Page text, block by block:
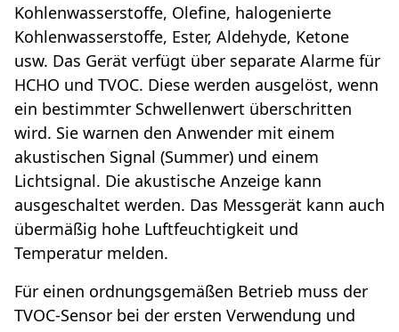
Kohlenwasserstoffe, Olefine, halogenierte
Kohlenwasserstoffe, Ester, Aldehyde, Ketone
usw. Das Gerät verfügt über separate Alarme für
HCHO und TVOC. Diese werden ausgelöst, wenn
ein bestimmter Schwellenwert überschritten
wird. Sie warnen den Anwender mit einem
akustischen Signal (Summer) und einem
Lichtsignal. Die akustische Anzeige kann
ausgeschaltet werden. Das Messgerät kann auch
übermäßig hohe Luftfeuchtigkeit und
Temperatur melden.
Für einen ordnungsgemäßen Betrieb muss der
TVOC-Sensor bei der ersten Verwendung und